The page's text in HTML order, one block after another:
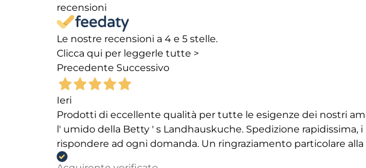
recensioni
Le nostre recensioni a 4 e 5 stelle.
Clicca qui per leggerle tutte >
Precedente Successivo
Ieri
Prodotti di eccellente qualità per tutte le esigenze dei nostri
l' umido della Betty ' s Landhauskuche. Spedizione
rispondere ad ogni domanda. Un ringraziamento particolare